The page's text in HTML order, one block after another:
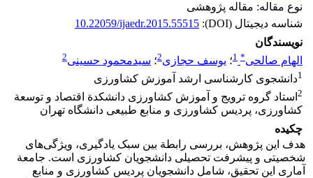
نوع مقاله: مقاله پژوهشی
شناسه دیجیتال (DOI):
10.22059/ijaedr.2015.55515
نویسندگان
الهام صالحی*
1؛ یوسف حجازی2؛ سیدمحمود حسینی2
1دانشجوی کارشناسی ارشد آموزش کشاورزی
2 استاد گروه ترویج و آموزش کشاورزی دانشکدة اقتصاد و توسعة
کشاورزی، پردیس کشاورزی و منابع طبیعی دانشگاه تهران
چکیده
هدف این پژوهش، بررسی رابطة بین سبک یادگیری، ویژگی‌های
شخصیتی و پیشرفت‌ تحصیلی دانشجویان کشاورزی است. جامعة
آماری این تحقیق، شامل دانشجویان پردیس کشاورزی و منابع